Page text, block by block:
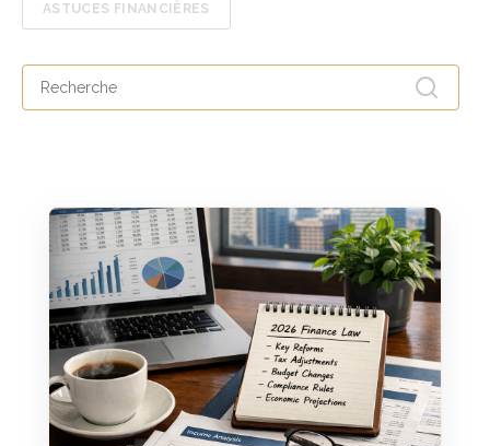
ASTUCES FINANCIÈRES